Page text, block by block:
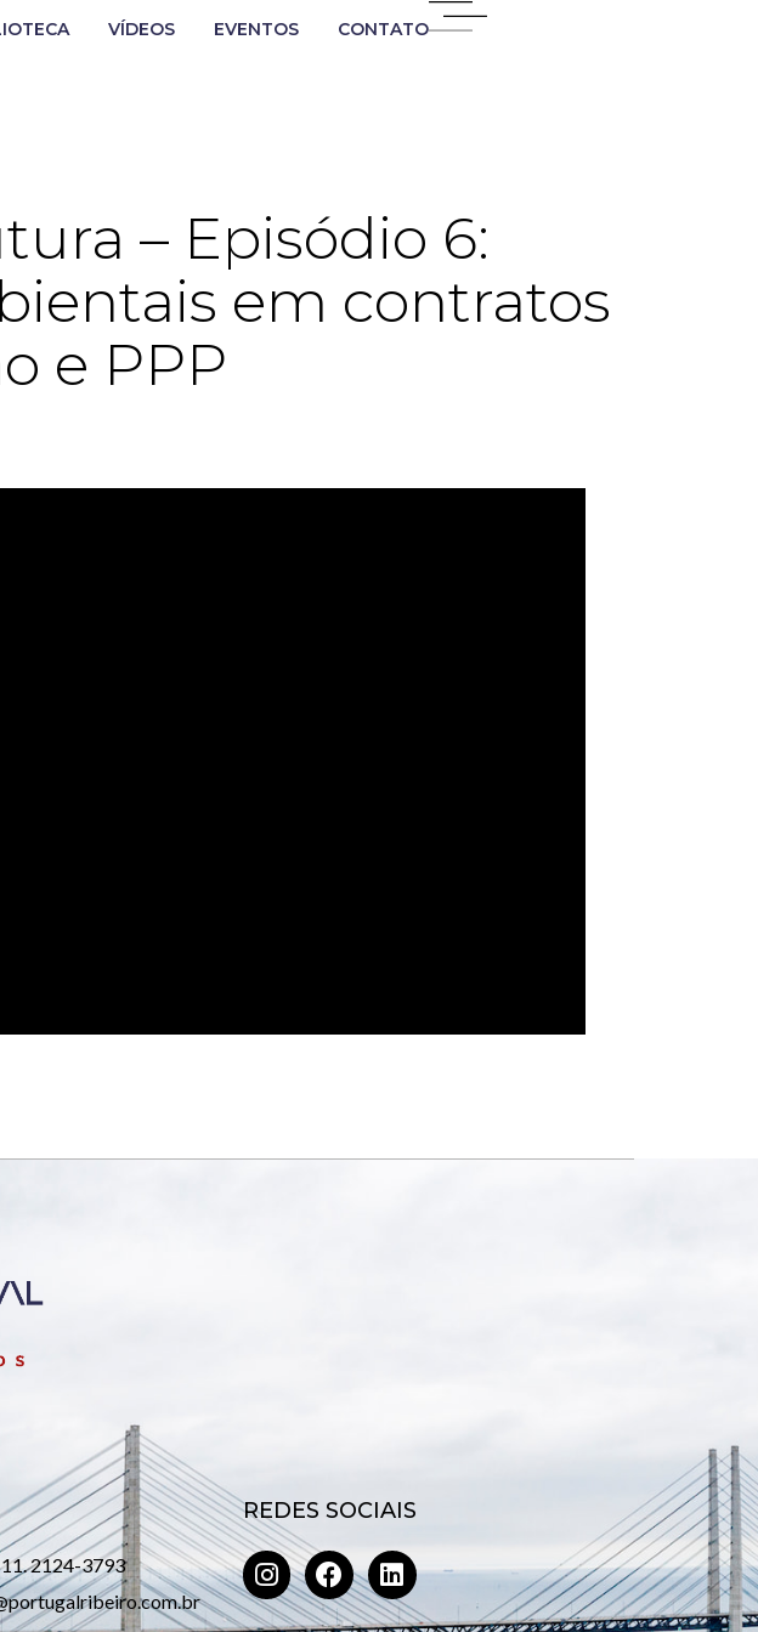
VÍDEOS EVENTOS CONTATO
– Episódio 6:
em contratos
e PPP
11. 2124-3793
REDES SOCIAIS